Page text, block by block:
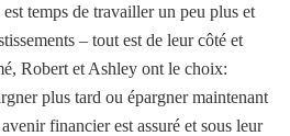
temps de travailler un peu plus et
– tout est de leur côté et
Robert et Ashley ont le choix:
plus tard ou épargner maintenant
financier est assuré et sous leur